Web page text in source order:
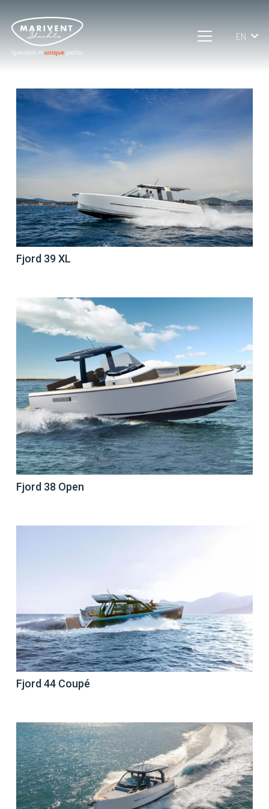
EN
Fjord 39 XL
Fjord 38 Open
Fjord 44 Coupé